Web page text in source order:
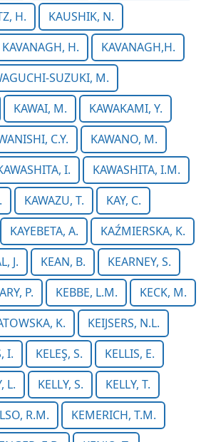
H.
KAUSHIK, N.
KAVANAGH, H.
KAVANAGH,H.
SUZUKI, M.
KAWAI, M.
KAWAKAMI, Y.
C.Y.
KAWANO, M.
I.
KAWASHITA, I.M.
KAWAZU, T.
KAY, C.
KAYEBETA, A.
KAŹMIERSKA, K.
J. KEAN, B.
KEARNEY, S.
P. KEBBE, L.M.
KECK, M.
K.
KEIJSERS, N.L.
I. KELEŞ, S.
KELLIS, E.
L. KELLY, S.
KELLY, T.
R.M.
KEMERICH, T.M.